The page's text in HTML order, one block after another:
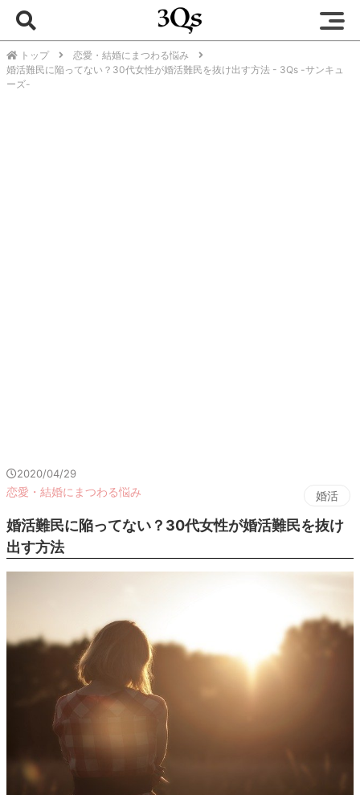
トップ
恋愛・結婚にまつわる悩み
婚活難民に陥ってない？30代女性が婚活難民を抜け出す方法 - 3Qs -サンキュ
ーズ-
2020/04/29
恋愛・結婚にまつわる悩み 婚活
婚活難民に陥ってない？30代女性が婚活難民を抜け
出す方法